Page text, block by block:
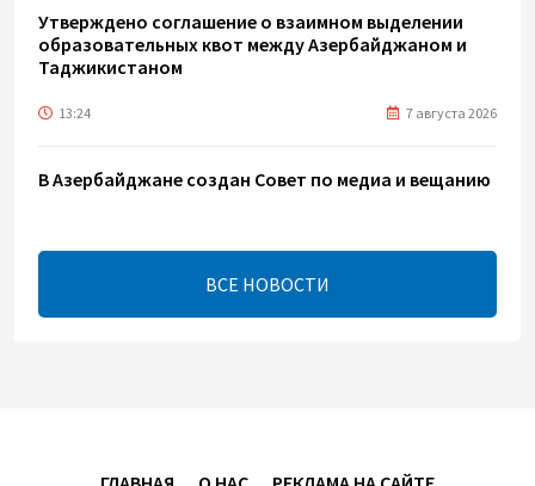
Утверждено соглашение о взаимном выделении
образовательных квот между Азербайджаном и
Таджикистаном
13:24 7 августа 2026
В Азербайджане создан Совет по медиа и вещанию
13:16 7 августа 2026
ЕАЭС расширяет финансовый рынок и вводит
ВСЕ НОВОСТИ